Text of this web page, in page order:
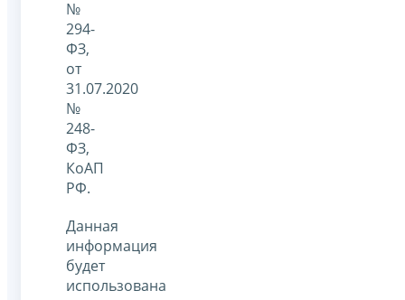
№
294-
ФЗ,
от
31.07.2020
№
248-
ФЗ,
КоАП
РФ.
Данная
информация
будет
использована